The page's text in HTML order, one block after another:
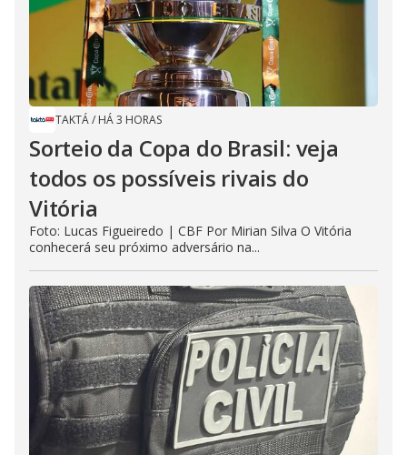
TAKTÁ/ HÁ 3 HORAS
Sorteio da Copa do Brasil: veja
todos os possíveis rivais do
Vitória
Foto: Lucas Figueiredo | CBF Por Mirian Silva O Vitória
conhecerá seu próximo adversário na...